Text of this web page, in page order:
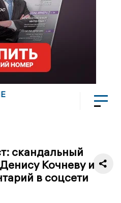
скандальный
Кочневу и
в соцсети